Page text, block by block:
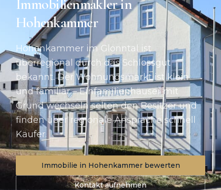
Immobilienmakler in
Hohenkammer
Hohenkammer im Glonntal ist
überregional durch das Schlossgut
bekannt. Der Wohnungsmarkt ist klein
und familiär – Einfamilienhäuser mit
Grund wechseln selten den Besitzer und
finden über regionale Ansprache schnell
Käufer.
Immobilie in Hohenkammerbewerten
Kontakt aufnehmen